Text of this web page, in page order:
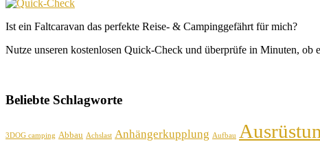
Ist ein Faltcaravan das perfekte Reise- & Campinggefährt für mich?
Nutze unseren kostenlosen Quick-Check und überprüfe in Minuten, ob
Beliebte Schlagworte
3DOG camping Abbau Achslast Anhängerkupplung Aufbau